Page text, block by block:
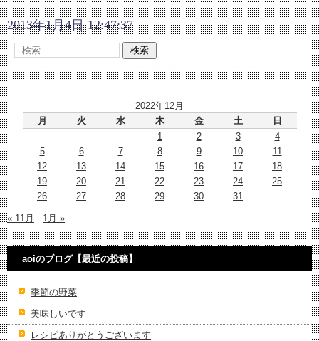
2013年1月4日 12:47:37
2022年12月
月
火 水 木 金 土
日
1
2 3
4
5
6 7 8 9 10
11
12
13 14 15 16 17
18
19
20 21 22 23 24
25
26
27 28 29 30 31
« 11月 1月 »
aoiのブログ【最近の投稿】
季節の野菜
美味しいです
レシピありがとうございます